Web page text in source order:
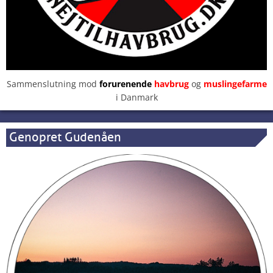
Sammenslutning mod forurenendehavbrugog muslingefarme
i Danmark
Genopret Gudenåen